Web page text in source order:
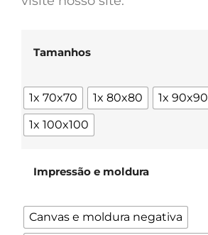
Tamanhos
1x 70x70 1x 80x80
1x 90x90
1x 100x100
Impressão e moldura
Canvas e moldura negativa